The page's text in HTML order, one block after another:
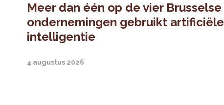
Meer dan één op de vier Brusselse
ondernemingen gebruikt artificiële
intelligentie
4 augustus 2026